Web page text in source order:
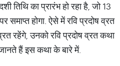
तिथि का प्रारंभ हो रहा है, जो 13
समाप्त होगा. ऐसे में रवि प्रदोष व्रत
रहेंगे, उनको रवि प्रदोष व्रत कथा
हैं इस कथा के बारे में.